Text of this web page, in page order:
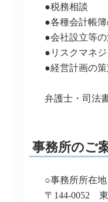
●税務相談
●各種会計帳
●会社設立等
●リスクマネ
●経営計画の
弁護士・司法
事務所のご
○事務所所在地
〒144-0052